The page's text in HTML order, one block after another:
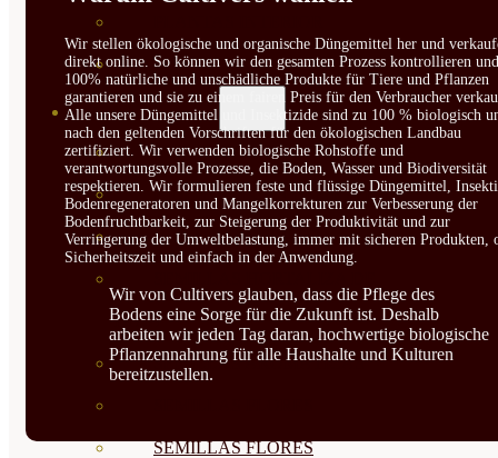
GROWPUNCH
SEMILLAS
VER TODAS
BIODINÁMICAS DEMETER
HORTALIZA FRUTO
HOJA
SEMILLAS AROMÁTICAS
SEMILLAS FLORES
Wir stellen ökologische und organische Düngemittel her und
direkt online. So können wir den gesamten Prozess kontrollieren und
100% natürliche und unschädliche Produkte für Tiere und Pflanzen
garantieren und sie zu einem fairen Preis für den Verbraucher
Alle unsere Düngemittel und Insektizide sind zu 100 % biologisch
nach den geltenden Vorschriften für den ökologischen Landbau
zertifiziert. Wir verwenden biologische Rohstoffe und
verantwortungsvolle Prozesse, die Boden, Wasser und Biodiversität
respektieren. Wir formulieren feste und flüssige Düngemittel,
Bodenregeneratoren und Mangelkorrekturen zur Verbesserung der
Bodenfruchtbarkeit, zur Steigerung der Produktivität und zur
Verringerung der Umweltbelastung, immer mit sicheren Produkten,
Sicherheitszeit und einfach in der Anwendung.
Wir von Cultivers glauben, dass die Pflege des
Bodens eine Sorge für die Zukunft ist. Deshalb
arbeiten wir jeden Tag daran, hochwertige biologische
Pflanzennahrung für alle Haushalte und Kulturen
bereitzustellen.